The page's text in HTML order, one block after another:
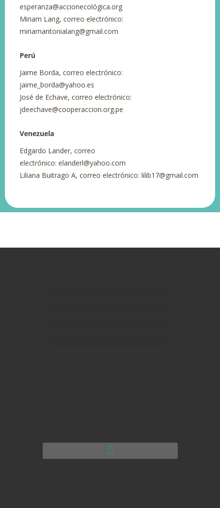
esperanza@accionecológica.org
Miriam Lang, correo electrónico:
miriamantonialang@gmail.com
Perú
Jaime Borda, correo electrónico:
jaime_borda@yahoo.es
José de Echave, correo electrónico:
jdeechave@cooperaccion.org.pe
Venezuela
Edgardo Lander, correo
electrónico: elanderl@yahoo.com
Liliana Buitrago A, correo electrónico: lilib17@gmail.com